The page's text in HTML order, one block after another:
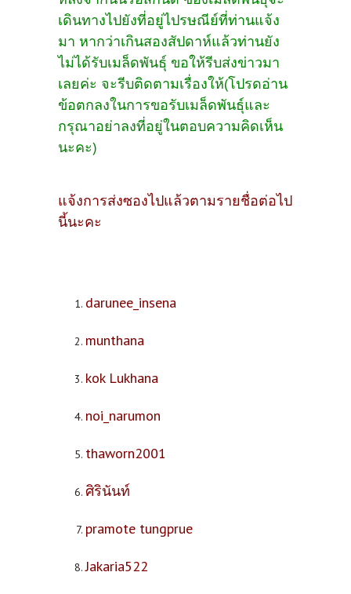
เดินทางไปยังที่อยู่ไปรษณีย์ที่ท่านแจ้ง
มา หากว่าเกินสองสัปดาห์แล้วท่านยัง
ไม่ได้รับเมล็ดพันธุ์ ขอให้รีบส่งข่าวมา
เลยค่ะ จะรีบติดตามเรื่องให้(โปรดอ่าน
ข้อตกลงในการขอรับเมล็ดพันธุ์และ
กรุณาอย่าลงที่อยู่ในตอบความคิดเห็น
นะคะ)
แจ้งการส่งซองไปแล้วตามรายชื่อต่อไป
นี้นะคะ
darunee_insena
munthana
kok Lukhana
noi_narumon
thaworn2001
ศิรินันท์
pramote tungprue
Jakaria522